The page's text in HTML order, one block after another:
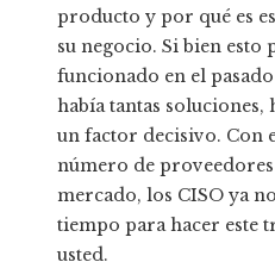
producto y por qué es
su negocio. Si bien esto
funcionado en el
había tantas soluciones,
un factor decisivo. Con
número de
mercado, los CISO ya
tiempo para hacer este
usted.